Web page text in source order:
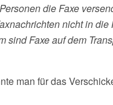
die Faxe
nicht in
sind Faxe auf dem
man für das